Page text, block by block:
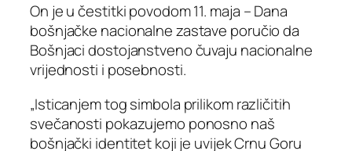
On je u čestitki povodom 11. maja – Dana
bošnjačke nacionalne zastave poručio da
Bošnjaci dostojanstveno čuvaju nacionalne
vrijednosti i posebnosti.
„Isticanjem tog simbola prilikom različitih
svečanosti pokazujemo ponosno naš
bošnjački identitet koji je uvijek Crnu Goru